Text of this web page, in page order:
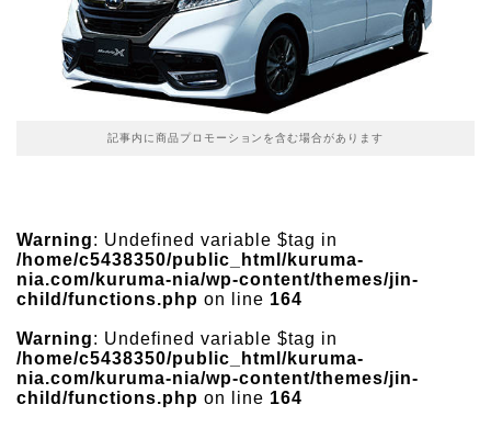
記事内に商品プロモーションを含む場合があります
Warning: Undefined variable $tag in
/home/c5438350/public_html/kuruma-
nia.com/kuruma-nia/wp-content/themes/jin-
child/functions.php on line 164
Warning: Undefined variable $tag in
/home/c5438350/public_html/kuruma-
nia.com/kuruma-nia/wp-content/themes/jin-
child/functions.php on line 164